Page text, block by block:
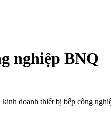
nghiệp BNQ
doanh thiết bị bếp công